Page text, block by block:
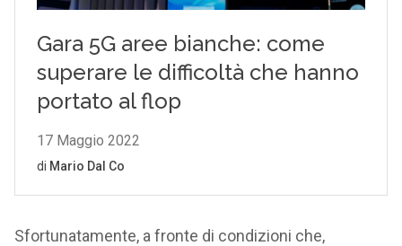
Sfortunatamente, a fronte di condizioni che,